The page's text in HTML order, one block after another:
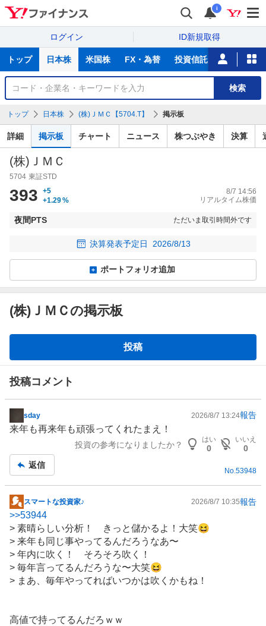
i
ログイン ID新規取得
サ
トップ 日本株 米国株 FX・為替 投資信託 ニュース
銘
検
索
検索
トップ 日本株 (株)ＪＭＣ【5704.T】 掲示板
詳細 掲示板 チャート ニュース 株つぶやき 決算
(株)ＪＭＣ
5704 東証STD
393
+5
+1.29%
8/7 14:56
リアルタイム株価
夜間PTS ただいま取引時間外です
決算発表予定日 2026/8/13
ポートフォリオ追加
(株)ＪＭＣの掲示板
板
投稿
投稿コメント
掲
示
事
sday 2026/8/7 13:24報告
来年も再来年も頑張ってくれたまえ！
投資の参考になりましたか？
はい
0
いいえ
0
返信
No.53948
掲
示
板
記
事
スマートな投資家♪ 2026/8/7 10:35報告
>>53944
> 素晴らしい分析！ きっと儲かるよ！大笑😆
> 来年も同じ事やってるんだろうなあ〜
> 年内に吹く！ そろそろ吹く！
> 毎年言ってるんだろうな〜大笑😆
> まあ、毎年やってればいつかは吹くかもね！
高値で持ってるんだろｗｗ